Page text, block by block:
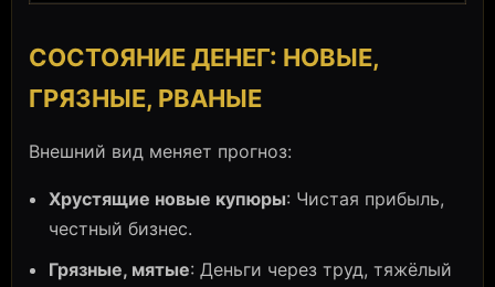
СОСТОЯНИЕ ДЕНЕГ: НОВЫЕ,
ГРЯЗНЫЕ, РВАНЫЕ
Внешний вид меняет прогноз:
Хрустящие новые купюры: Чистая прибыль,
честный бизнес.
Грязные, мятые: Деньги через труд, тяжёлый